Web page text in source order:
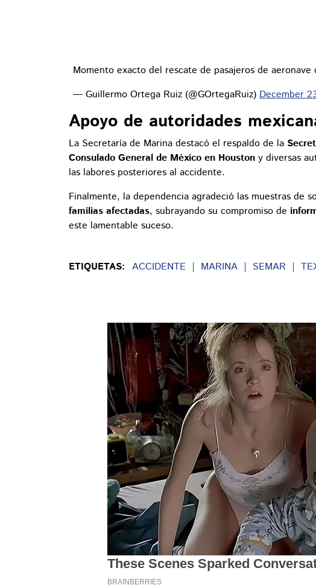
Momento exacto del rescate de pasajeros de aeronave
— Guillermo Ortega Ruiz (@GOrtegaRuiz)December
Apoyo de autoridades
La Secretaría de Marina destacó el respaldo de la
Consulado General de México en Houston y diversas
las labores posteriores al accidente.
Finalmente, la dependencia agradeció las muestras de
familias afectadas, subrayando su compromiso de
este lamentable suceso.
ETIQUETAS: ACCIDENTE MARINA SEMAR